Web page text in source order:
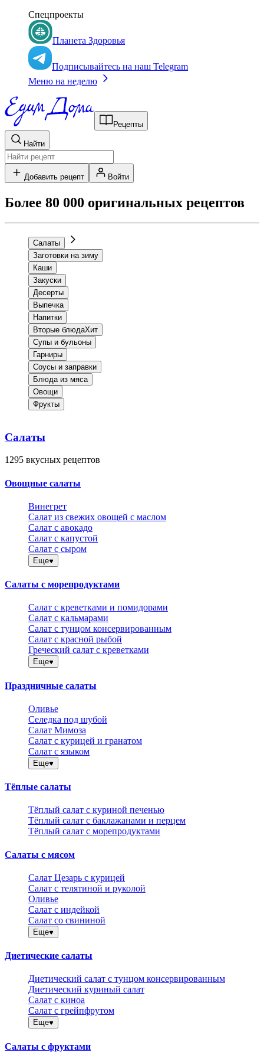
Спецпроекты
Планета Здоровья
Подписывайтесь на наш Telegram
Меню на неделю
Рецепты
Найти
Добавить рецепт Войти
Более 80 000 оригинальных рецептов
Салаты
Заготовки на зиму
Каши
Закуски
Десерты
Выпечка
Напитки
Вторые блюдаХит
Супы и бульоны
Гарниры
Соусы и заправки
Блюда из мяса
Овощи
Фрукты
Салаты
1295 вкусных рецептов
Овощные салаты
Винегрет
Салат из свежих овощей с маслом
Салат с авокадо
Салат с капустой
Салат с сыром
Еще
Салаты с морепродуктами
Салат с креветками и помидорами
Салат с кальмарами
Салат с тунцом консервированным
Салат с красной рыбой
Греческий салат с креветками
Еще
Праздничные салаты
Оливье
Селедка под шубой
Салат Мимоза
Салат с курицей и гранатом
Салат с языком
Еще
Тёплые салаты
Тёплый салат с куриной печенью
Тёплый салат с баклажанами и перцем
Тёплый салат с морепродуктами
Салаты с мясом
Салат Цезарь с курицей
Салат с телятиной и руколой
Оливье
Салат с индейкой
Салат со свининой
Еще
Диетические салаты
Диетический салат с тунцом консервированным
Диетический куриный салат
Салат с киноа
Салат с грейпфрутом
Еще
Салаты с фруктами